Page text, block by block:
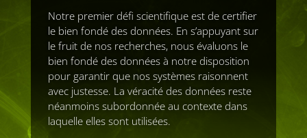
Notre premier défi scientifique est de certifier
le bien fondé des données. En s’appuyant sur
le fruit de nos recherches, nous évaluons le
bien fondé des données à notre disposition
pour garantir que nos systèmes raisonnent
avec justesse. La véracité des données reste
néanmoins subordonnée au contexte dans
laquelle elles sont utilisées.